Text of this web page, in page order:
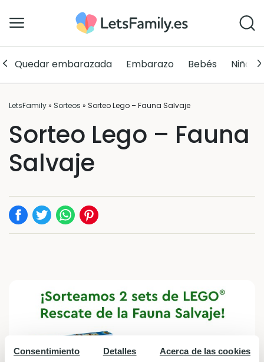
Consentimiento Detalles Acerca de las cookies
Quedar embarazada Embarazo Bebés Niños
LetsFamily» Sorteos » Sorteo Lego – Fauna Salvaje
Sorteo Lego – Fauna
Salvaje